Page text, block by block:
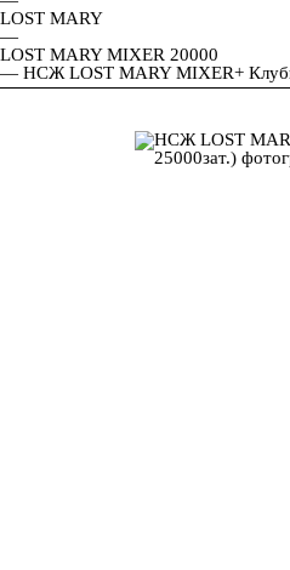
LOST MARY
—
LOST MARY MIXER 20000
— НСЖ LOST MARY MIXER+